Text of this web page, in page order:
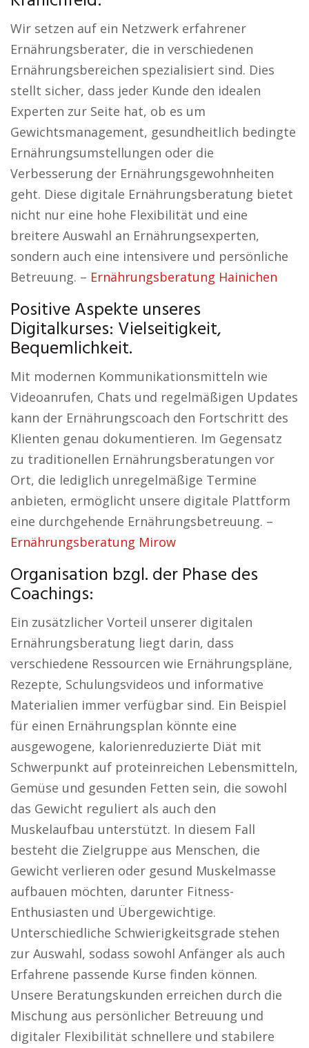
Wir setzen auf ein Netzwerk erfahrener
Ernährungsberater, die in verschiedenen
Ernährungsbereichen spezialisiert sind. Dies
stellt sicher, dass jeder Kunde den idealen
Experten zur Seite hat, ob es um
Gewichtsmanagement, gesundheitlich bedingte
Ernährungsumstellungen oder die
Verbesserung der Ernährungsgewohnheiten
geht. Diese digitale Ernährungsberatung bietet
nicht nur eine hohe Flexibilität und eine
breitere Auswahl an Ernährungsexperten,
sondern auch eine intensivere und persönliche
Betreuung. – Ernährungsberatung Hainichen
Positive Aspekte unseres
Digitalkurses: Vielseitigkeit,
Bequemlichkeit.
Mit modernen Kommunikationsmitteln wie
Videoanrufen, Chats und regelmäßigen Updates
kann der Ernährungscoach den Fortschritt des
Klienten genau dokumentieren. Im Gegensatz
zu traditionellen Ernährungsberatungen vor
Ort, die lediglich unregelmäßige Termine
anbieten, ermöglicht unsere digitale Plattform
eine durchgehende Ernährungsbetreuung. –
Ernährungsberatung Mirow
Organisation bzgl. der Phase des
Coachings:
Ein zusätzlicher Vorteil unserer digitalen
Ernährungsberatung liegt darin, dass
verschiedene Ressourcen wie Ernährungspläne,
Rezepte, Schulungsvideos und informative
Materialien immer verfügbar sind. Ein Beispiel
für einen Ernährungsplan könnte eine
ausgewogene, kalorienreduzierte Diät mit
Schwerpunkt auf proteinreichen Lebensmitteln,
Gemüse und gesunden Fetten sein, die sowohl
das Gewicht reguliert als auch den
Muskelaufbau unterstützt. In diesem Fall
besteht die Zielgruppe aus Menschen, die
Gewicht verlieren oder gesund Muskelmasse
aufbauen möchten, darunter Fitness-
Enthusiasten und Übergewichtige.
Unterschiedliche Schwierigkeitsgrade stehen
zur Auswahl, sodass sowohl Anfänger als auch
Erfahrene passende Kurse finden können.
Unsere Beratungskunden erreichen durch die
Mischung aus persönlicher Betreuung und
digitaler Flexibilität schnellere und stabilere